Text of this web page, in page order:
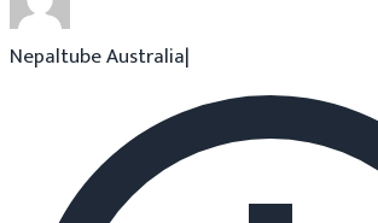
Nepaltube Australia|